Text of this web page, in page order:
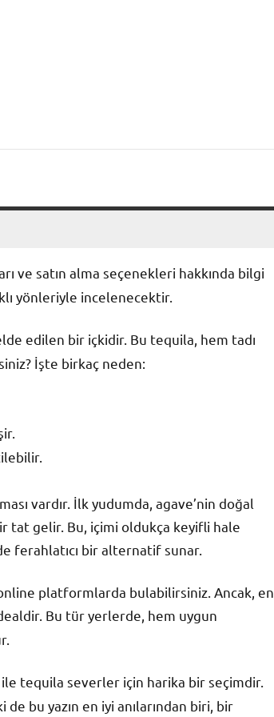
ve satın alma seçenekleri hakkında bilgi
yönleriyle incelenecektir.
edilen bir içkidir. Bu tequila, hem tadı
İşte birkaç neden:
vardır. İlk yudumda, agave’nin doğal
tat gelir. Bu, içimi oldukça keyifli hale
ferahlatıcı bir alternatif sunar.
platformlarda bulabilirsiniz. Ancak, en
Bu tür yerlerde, hem uygun
ile tequila severler için harika bir seçimdir.
bu yazın en iyi anılarından biri, bir